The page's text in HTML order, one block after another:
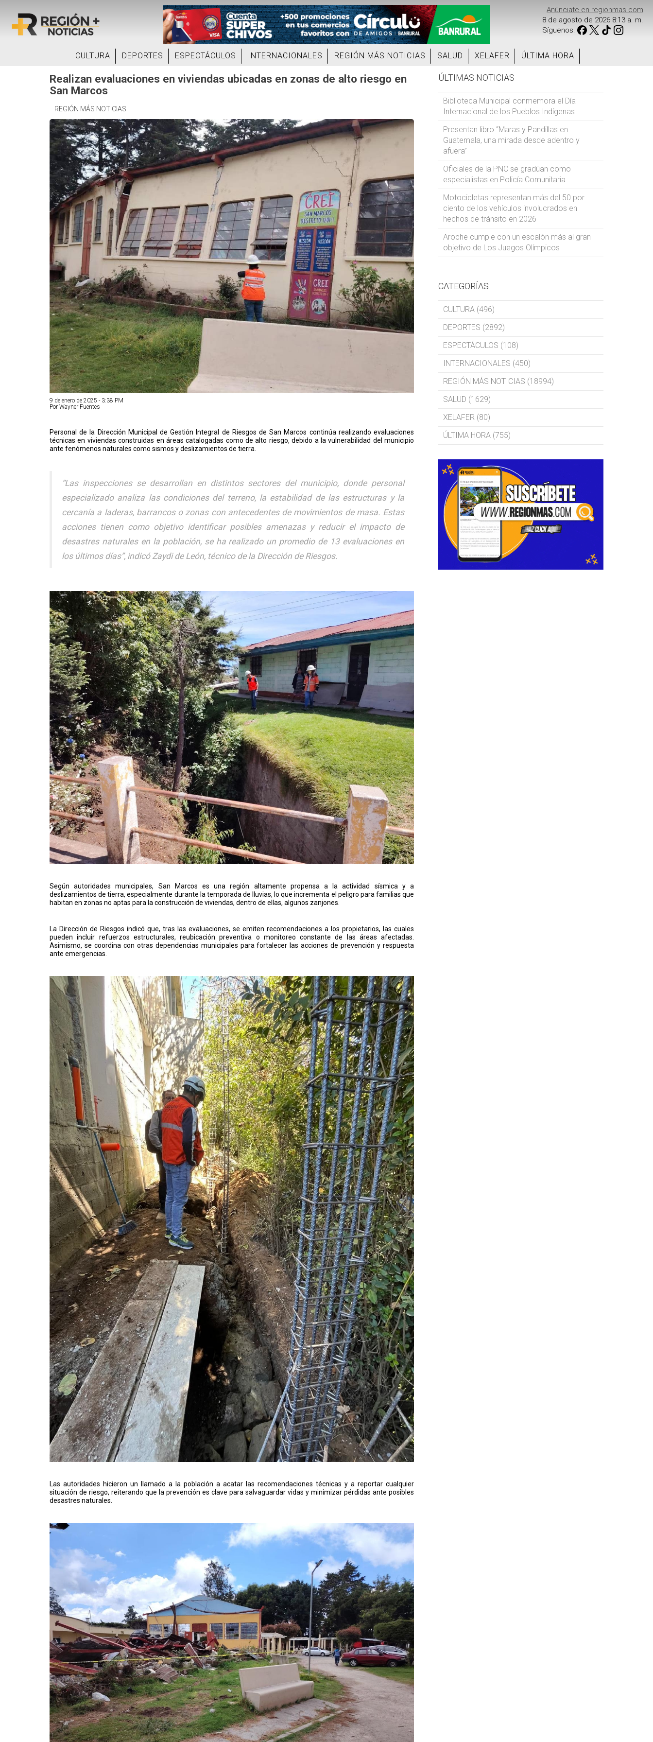
Anúnciate en regionmas.com
8 de agosto de 2026 8:13 a. m.
Síguenos:
CULTURA DEPORTES ESPECTÁCULOS INTERNACIONALES REGIÓN MÁS NOTICIAS SALUD XELAFER ÚLTIMA HORA
Realizan evaluaciones en viviendas ubicadas en zonas de alto riesgo en
San Marcos
REGIÓN MÁS NOTICIAS
9 de enero de 2025 - 3:38 PM
Por Wayner Fuentes
Personal de la Dirección Municipal de Gestión Integral de Riesgos de San Marcos continúa realizando evaluaciones
técnicas en viviendas construidas en áreas catalogadas como de alto riesgo, debido a la vulnerabilidad del municipio
ante fenómenos naturales como sismos y deslizamientos de tierra.
“Las inspecciones se desarrollan en distintos sectores del municipio, donde personal
especializado analiza las condiciones del terreno, la estabilidad de las estructuras y la
cercanía a laderas, barrancos o zonas con antecedentes de movimientos de masa. Estas
acciones tienen como objetivo identificar posibles amenazas y reducir el impacto de
desastres naturales en la población, se ha realizado un promedio de 13 evaluaciones en
los últimos días”, indicó Zaydi de León, técnico de la Dirección de Riesgos.
Según autoridades municipales, San Marcos es una región altamente propensa a la actividad sísmica y a
deslizamientos de tierra, especialmente durante la temporada de lluvias, lo que incrementa el peligro para familias que
habitan en zonas no aptas para la construcción de viviendas, dentro de ellas, algunos zanjones.
La Dirección de Riesgos indicó que, tras las evaluaciones, se emiten recomendaciones a los propietarios, las cuales
pueden incluir refuerzos estructurales, reubicación preventiva o monitoreo constante de las áreas afectadas.
Asimismo, se coordina con otras dependencias municipales para fortalecer las acciones de prevención y respuesta
ante emergencias.
Las autoridades hicieron un llamado a la población a acatar las recomendaciones técnicas y a reportar cualquier
situación de riesgo, reiterando que la prevención es clave para salvaguardar vidas y minimizar pérdidas ante posibles
desastres naturales.
ÚLTIMAS NOTICIAS
Biblioteca Municipal conmemora el Día
Internacional de los Pueblos Indígenas
Presentan libro “Maras y Pandillas en
Guatemala, una mirada desde adentro y
afuera”
Oficiales de la PNC se gradúan como
especialistas en Policía Comunitaria
Motocicletas representan más del 50 por
ciento de los vehículos involucrados en
hechos de tránsito en 2026
Aroche cumple con un escalón más al gran
objetivo de Los Juegos Olímpicos
CATEGORÍAS
CULTURA (496)
DEPORTES (2892)
ESPECTÁCULOS (108)
INTERNACIONALES (450)
REGIÓN MÁS NOTICIAS (18994)
SALUD (1629)
XELAFER (80)
ÚLTIMA HORA (755)